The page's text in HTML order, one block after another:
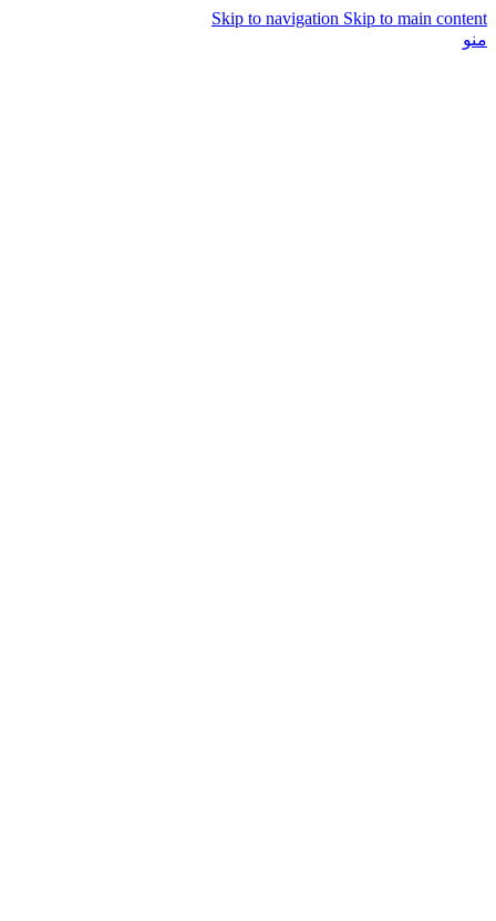
Skip to navigation Skip to main content
منو